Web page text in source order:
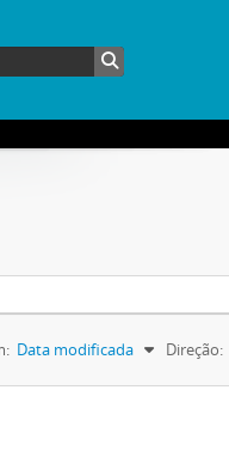
Data modificada Direção: